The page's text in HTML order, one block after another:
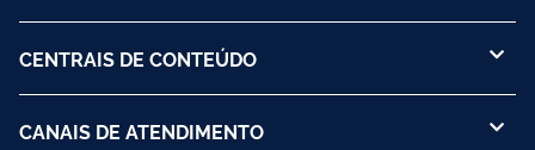
CENTRAIS DE CONTEÚDO
CANAIS DE ATENDIMENTO